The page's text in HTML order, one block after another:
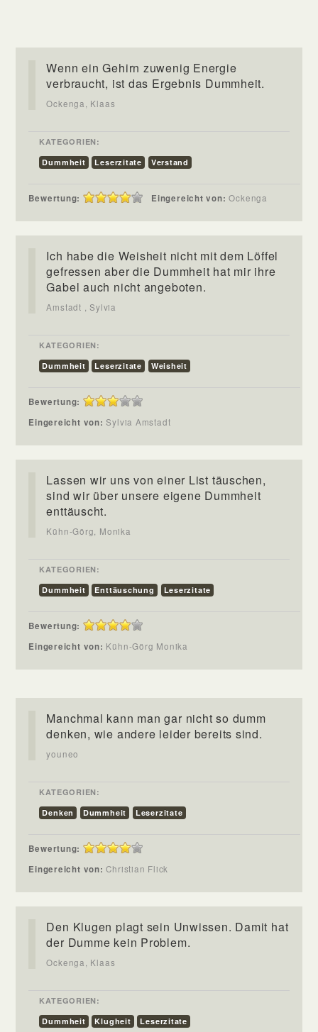
Wenn ein Gehirn zuwenig Energie
verbraucht, ist das Ergebnis Dummheit.
Ockenga, Klaas
KATEGORIEN:
Dummheit
Leserzitate Verstand
Bewertung: Eingereicht von:Ockenga
Ich habe die Weisheit nicht mit dem Löffel
gefressen aber die Dummheit hat mir ihre
Gabel auch nicht angeboten.
Amstadt , Sylvia
KATEGORIEN:
Dummheit
Leserzitate Weisheit
Bewertung:
Eingereicht von:Sylvia Amstadt
Lassen wir uns von einer List täuschen,
sind wir über unsere eigene Dummheit
enttäuscht.
Kühn-Görg, Monika
KATEGORIEN:
Dummheit
Enttäuschung Leserzitate
Bewertung:
Eingereicht von: Kühn-Görg Monika
Manchmal kann man gar nicht so dumm
denken, wie andere leider bereits sind.
youneo
KATEGORIEN:
Denken
Dummheit Leserzitate
Bewertung:
Eingereicht von:Christian Flick
Den Klugen plagt sein Unwissen. Damit hat
der Dumme kein Problem.
Ockenga, Klaas
KATEGORIEN:
Dummheit
Klugheit Leserzitate